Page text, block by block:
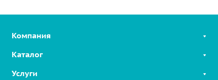
Компания
Каталог
SIP-телефоны
Услуги